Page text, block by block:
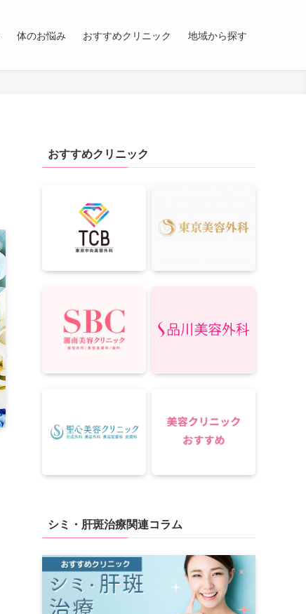
体のお悩み おすすめクリニック 地域から探す
おすすめクリニック
シミ・肝斑治療関連コラム